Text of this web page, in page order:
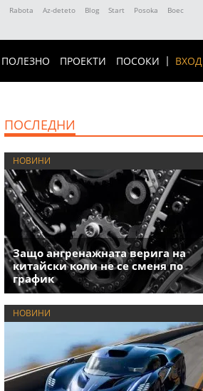
Rabota Az-deteto Blog Start Posoka
Boec
ВХОД
ПОЛЕЗНО ПРОЕКТИ ПОСОКИ
ПОСЛЕДНИ
НОВИНИ
Защо ангренажната верига на
китайски коли не се сменя по
график
НОВИНИ